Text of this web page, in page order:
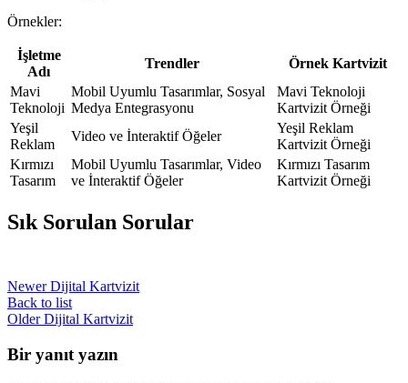
Örnekler:
İşletme
Adı
Trendler
Örnek Kartvizit
Mavi
Teknoloji
Mobil Uyumlu Tasarımlar, Sosyal
Medya Entegrasyonu
Mavi Teknoloji
Kartvizit Örneği
Yeşil
Reklam
Video ve İnteraktif Öğeler
Yeşil Reklam
Kartvizit Örneği
Kırmızı
Tasarım
Mobil Uyumlu Tasarımlar, Video
ve İnteraktif Öğeler
Kırmızı Tasarım
Kartvizit Örneği
Sık Sorulan Sorular
Newer Dijital Kartvizit
Back to list
Older Dijital Kartvizit
Bir yanıt yazın